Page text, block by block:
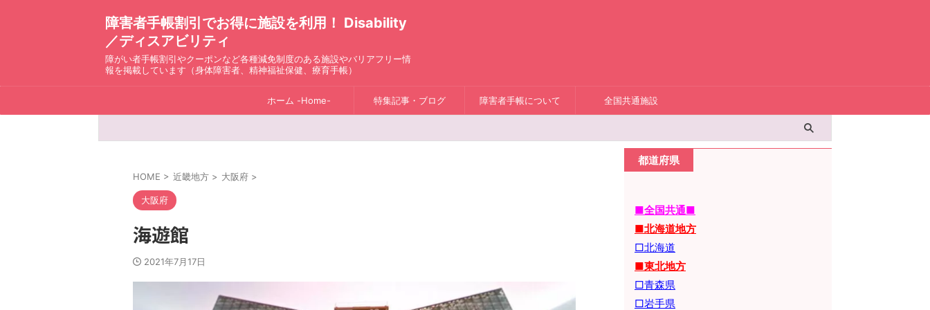
障害者手帳割引でお得に施設を利用！ Disability
／ディスアビリティ
障がい者手帳割引やクーポンなど各種減免制度のある施設やバリアフリー情
報を掲載しています（身体障害者、精神福祉保健、療育手帳）
ホーム -Home- 特集記事・ブログ 障害者手帳について 全国共通施設
HOME > 近畿地方 > 大阪府 >
大阪府
海遊館
2021年7月17日
都道府県
■全国共通■
■北海道地方
□北海道
■東北地方
□青森県
□岩手県